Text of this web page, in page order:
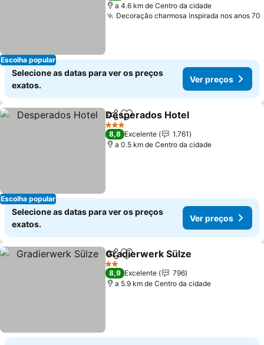
Escolha popular
a 4.6 km de Centro da cidade
Decoração charmosa inspirada nos anos 70
Selecione as datas para ver os preços
exatos.
Ver preços
Escolha popular
PartilharAdicionar aos favoritos
Desperados Hotel
3 Estrelas
8,8 Excelente
1.761
a 0.5 km de Centro da cidade
Selecione as datas para ver os preços
exatos.
Ver preços
PartilharAdicionar aos favoritos
Gradierwerk Sülze
2 Estrelas
8,9 Excelente
796
a 5.9 km de Centro da cidade